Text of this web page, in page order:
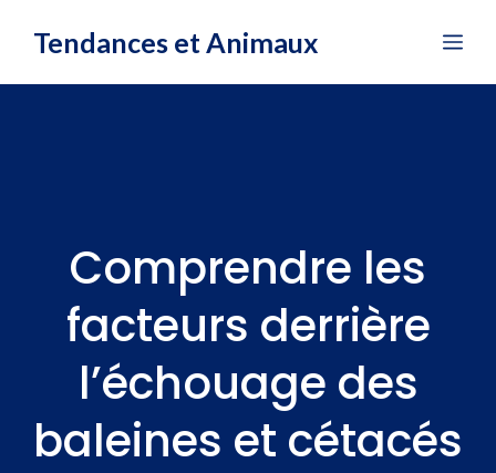
Tendances et Animaux
Comprendre les
facteurs derrière
l’échouage des
baleines et cétacés